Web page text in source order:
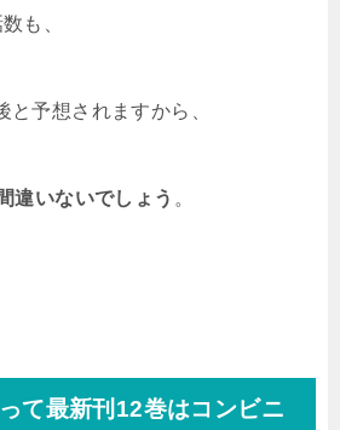
も、
予想されますから、
違いないでしょう 。
て最新刊12巻はコンビニ